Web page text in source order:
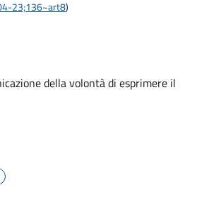
23;136~art8)
della volontà di esprimere il